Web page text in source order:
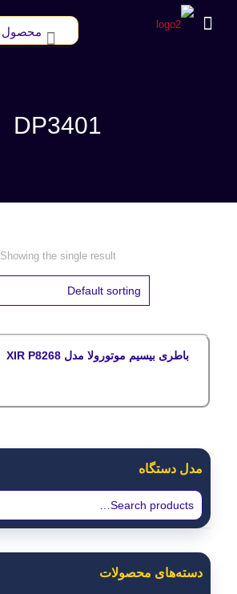
DP3401
Showing the single result
باطری بیسیم موتورولا مدل XIR P8268
مدل دستگاه
دسته‌های محصولات